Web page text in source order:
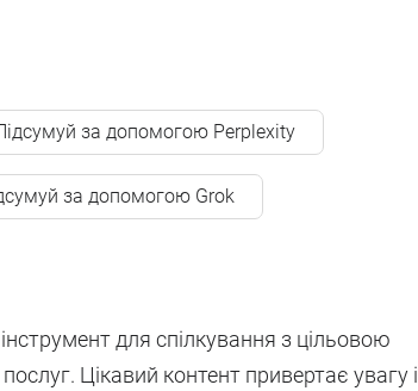
за допомогою Perplexity
за допомогою Grok
для спілкування з цільовою
Цікавий контент привертає увагу і